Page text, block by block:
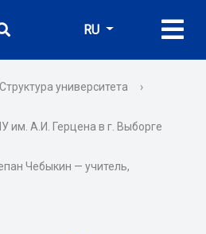
RU
Структура университета
›
им. А.И. Герцена в г. Выборге
Чебыкин — учитель,